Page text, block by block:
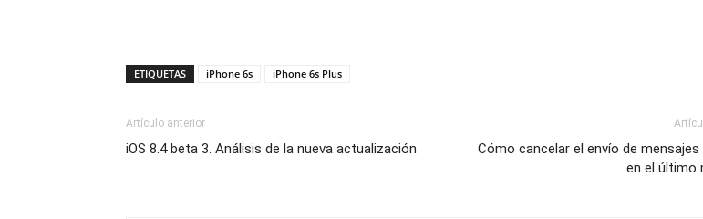
ETIQUETAS iPhone 6s iPhone 6s Plus
Artículo anterior
iOS 8.4 beta 3. Análisis de la nueva actualización
Cómo cancelar el envío de
en el último